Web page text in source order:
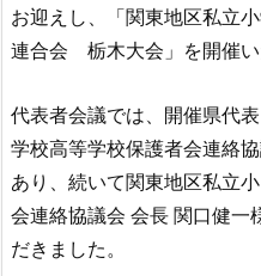
お迎えし、「関東地区私立
連合会 栃木大会」を開催い
代表者会議では、開催県代
学校高等学校保護者会連絡
あり、続いて関東地区私立
会連絡協議会 会長 関口健一
だきました。